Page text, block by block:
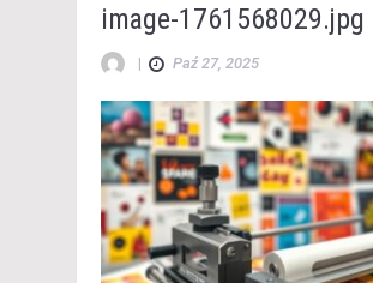
image-1761568029.jpg
| Paź 27, 2025